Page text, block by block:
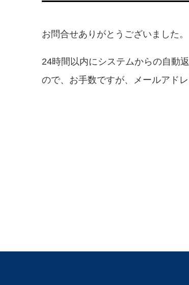
お問合せありがとうございました
24時間以内にシステムからの自動
ので、お手数ですが、メールアド